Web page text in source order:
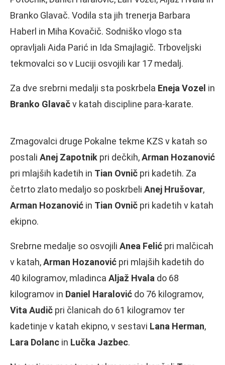
Branko Glavač. Vodila sta jih trenerja Barbara
Haberl in Miha Kovačič. Sodniško vlogo sta
opravljali Aida Parić in Ida Smajlagič. Trboveljski
tekmovalci so v Luciji osvojili kar 17 medalj.
Za dve srebrni medalji sta poskrbela Eneja Vozel in
Branko Glavačv katah discipline para-karate.
Zmagovalci druge Pokalne tekme KZS v katah so
postali Anej Zapotnik pri dečkih,Arman Hozanović
pri mlajših kadetih in Tian Ovnič pri kadetih. Za
četrto zlato medaljo so poskrbeli Anej Hrušovar,
Arman Hozanović in Tian Ovnič pri kadetih v katah
ekipno.
Srebrne medalje so osvojili Anea Felić pri malčicah
v katah,Arman Hozanović pri mlajših kadetih do
40 kilogramov, mladinca Aljaž Hvala do 68
kilogramov in Daniel Haralović do 76 kilogramov,
Vita Audič pri članicah do 61 kilogramov ter
kadetinje v katah ekipno, v sestavi Lana Herman,
Lara Dolanc in Lučka Jazbec.